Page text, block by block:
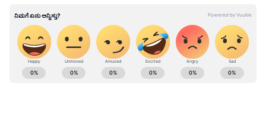
ABOUT THE AUTHOR